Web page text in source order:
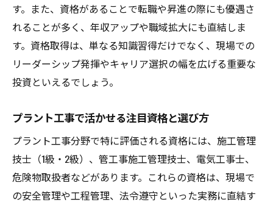
す。また、資格があることで転職や昇進の際にも優遇さ
れることが多く、年収アップや職域拡大にも直結しま
す。資格取得は、単なる知識習得だけでなく、現場での
リーダーシップ発揮やキャリア選択の幅を広げる重要な
投資といえるでしょう。
プラント工事で活かせる注目資格と選び方
プラント工事分野で特に評価される資格には、施工管理
技士（1級・2級）、管工事施工管理技士、電気工事士、
危険物取扱者などがあります。これらの資格は、現場で
の安全管理や工程管理、法令遵守といった実務に直結す